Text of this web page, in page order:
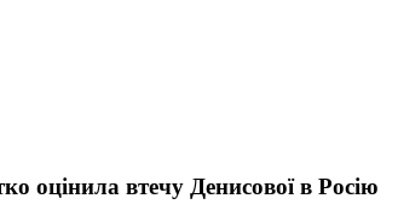
оцінила втечу Денисової в Росію